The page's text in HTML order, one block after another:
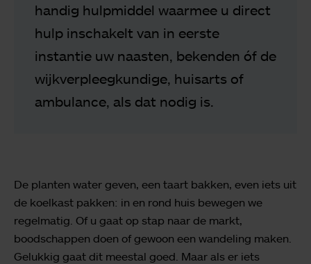
handig hulpmiddel waarmee u direct
hulp inschakelt van in eerste
instantie uw naasten, bekenden óf de
wijkverpleegkundige, huisarts of
ambulance, als dat nodig is.
De planten water geven, een taart bakken, even iets uit
de koelkast pakken: in en rond huis bewegen we
regelmatig. Of u gaat op stap naar de markt,
boodschappen doen of gewoon een wandeling maken.
Gelukkig gaat dit meestal goed. Maar als er iets